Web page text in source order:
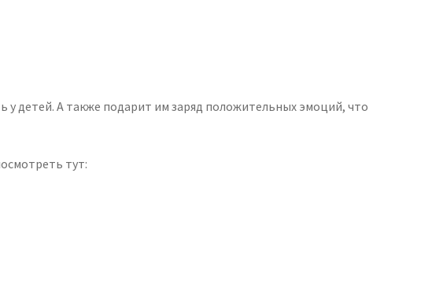
детей. А также подарит им заряд положительных эмоций, что
тут: